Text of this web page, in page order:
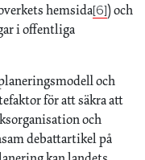
hemsida[6]) och
i offentliga
och
för att säkra att
och
debattartikel på